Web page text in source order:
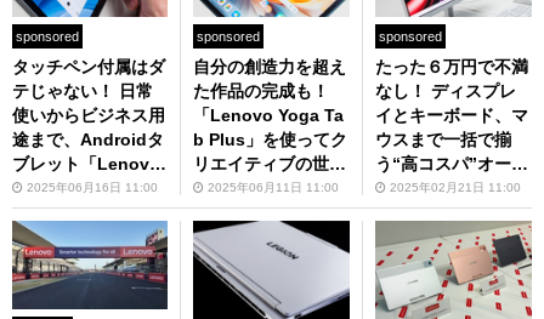
sponsored
タッチペン付属はダ
テじゃない！ 日常
使いからビジネス用
途まで、Androidタ
ブレット「Lenovo
Idea Tab Pro」の万
能性がすごかった
2025年06月16日 11:00
sponsored
自分の創造力を超え
た作品の完成も！
「Lenovo Yoga Ta
b Plus」を使ってク
リエイティブの世界
を存分に駆け回れ！
2025年06月11日 11:00
sponsored
たった６万円で不満
なし！ ディスプレ
イとキーボード、マ
ウスまで一括で揃
う“高コスパ”オール
インワンPC「Leno
vo A100」で勉強や
仕事の効率アップ
2025年02月21日 11:00